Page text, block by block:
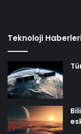
Teknoloji